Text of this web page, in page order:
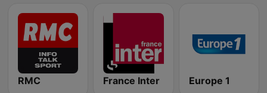
RMC France Inter Europe 1